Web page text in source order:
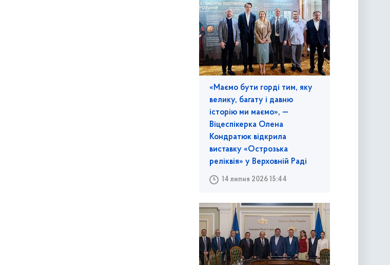
«Маємо бути горді тим, яку
велику, багату і давню
історію ми маємо», —
Віцеспікерка Олена
Кондратюк відкрила
виставку «Острозька
реліквія» у Верховній Раді
14 липня 2026 15:44